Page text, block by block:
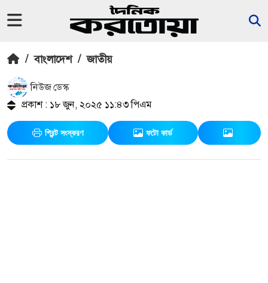
/ বাংলাদেশ / জাতীয়
নিউজ ডেস্ক
প্রকাশ : ১৮ জুন, ২০২৫ ১১:৪৩ পিএম
প্রিন্ট সংস্করণ ফটো কার্ড